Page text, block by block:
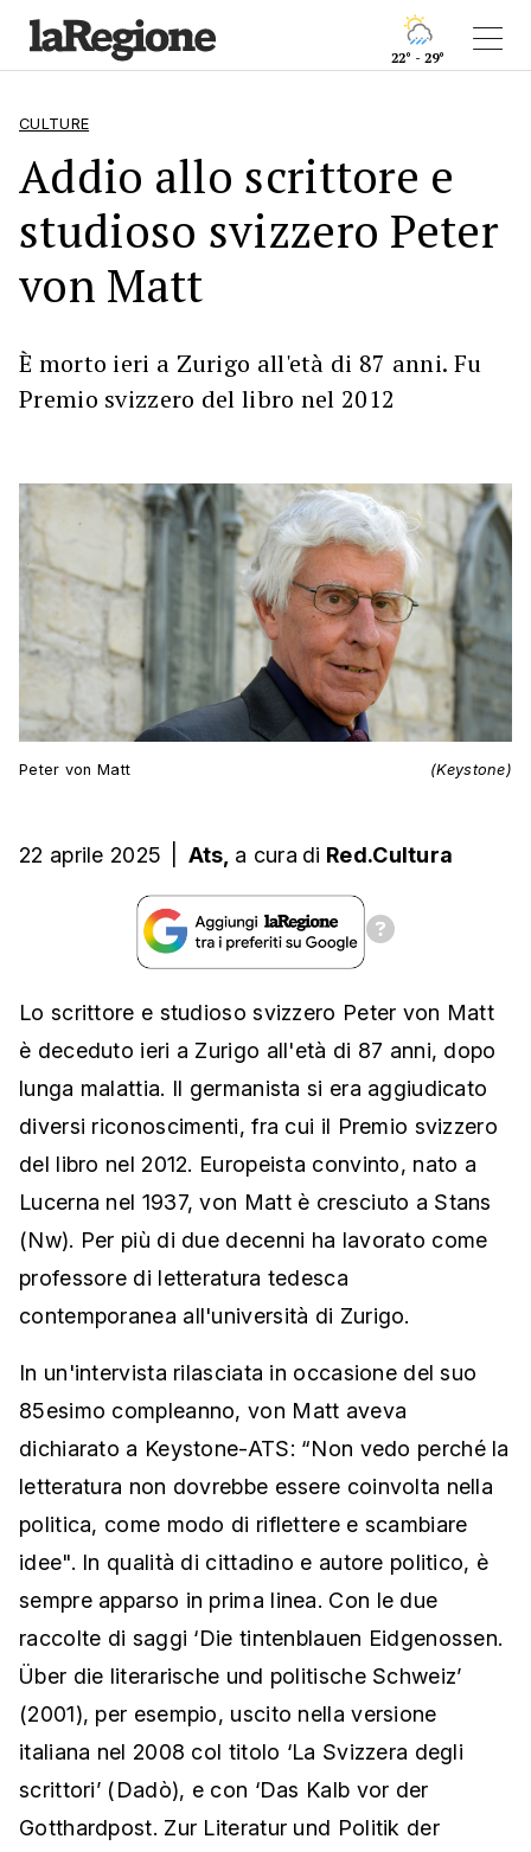
22° - 29°
CULTURE
Addio allo scrittore e
studioso svizzero Peter
von Matt
È morto ieri a Zurigo all'età di 87 anni. Fu
Premio svizzero del libro nel 2012
Peter von Matt (Keystone)
22 aprile 2025 Ats, a cura di Red.Cultura
Lo scrittore e studioso svizzero Peter von Matt
è deceduto ieri a Zurigo all'età di 87 anni, dopo
lunga malattia. Il germanista si era aggiudicato
diversi riconoscimenti, fra cui il Premio svizzero
del libro nel 2012. Europeista convinto, nato a
Lucerna nel 1937, von Matt è cresciuto a Stans
(Nw). Per più di due decenni ha lavorato come
professore di letteratura tedesca
contemporanea all'università di Zurigo.
In un'intervista rilasciata in occasione del suo
85esimo compleanno, von Matt aveva
dichiarato a Keystone-ATS: “Non vedo perché la
letteratura non dovrebbe essere coinvolta nella
politica, come modo di riflettere e scambiare
idee". In qualità di cittadino e autore politico, è
sempre apparso in prima linea. Con le due
raccolte di saggi ‘Die tintenblauen Eidgenossen.
Über die literarische und politische Schweiz’
(2001), per esempio, uscito nella versione
italiana nel 2008 col titolo ‘La Svizzera degli
scrittori’ (Dadò), e con ‘Das Kalb vor der
Gotthardpost. Zur Literatur und Politik der